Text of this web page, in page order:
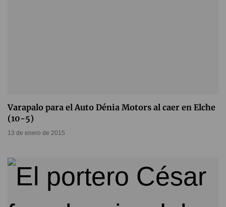
Varapalo para el Auto Dénia Motors al caer en Elche
(10-5)
13 de enero de 2015